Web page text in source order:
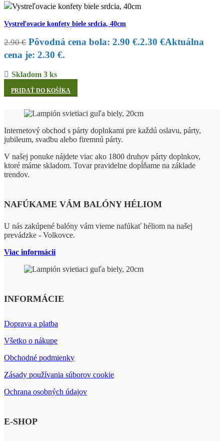
Vystreľovacie konfety biele srdcia, 40cm
2.90€ Pôvodná cena bola: 2.90 €.2.30 €Aktuálna
cena je: 2.30 €.
Skladom 3 ks
PRIDAŤ DO KOŠÍKA
Internetový obchod s párty doplnkami pre každú oslavu, párty,
jubileum, svadbu alebo firemnú párty.
V našej ponuke nájdete viac ako 1800 druhov párty doplnkov,
ktoré máme skladom. Tovar pravidelne dopĺňame na základe
trendov.
NAFÚKAME VÁM BALÓNY HÉLIOM
U nás zakúpené balóny vám vieme nafúkať héliom na našej
prevádzke - Volkovce.
Viac informácii
INFORMÁCIE
Doprava a platba
Všetko o nákupe
Obchodné podmienky
Zásady používania súborov cookie
Ochrana osobných údajov
E-SHOP